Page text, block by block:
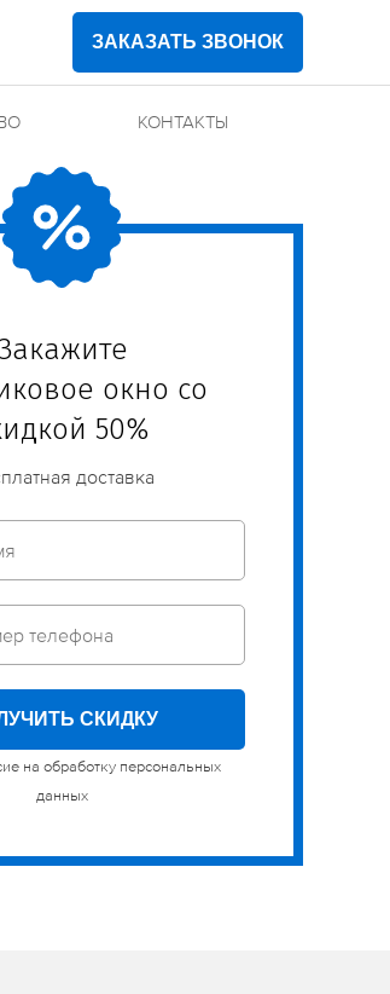
ЗАКАЗАТЬ ЗВОНОК
КОНТАКТЫ
окно со
50%
доставка
на обработку персональных
данных